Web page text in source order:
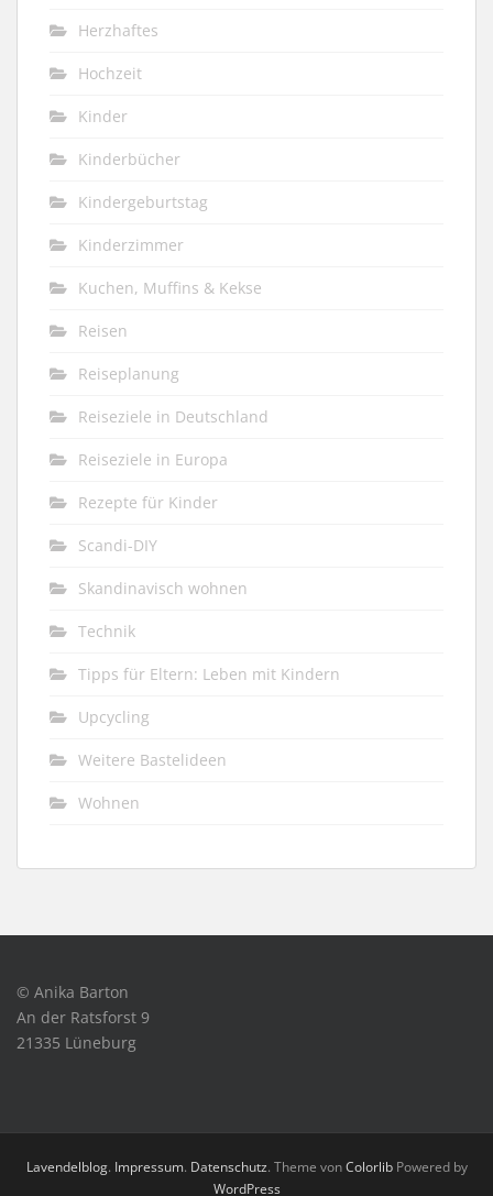
Herzhaftes
Hochzeit
Kinder
Kinderbücher
Kindergeburtstag
Kinderzimmer
Kuchen, Muffins & Kekse
Reisen
Reiseplanung
Reiseziele in Deutschland
Reiseziele in Europa
Rezepte für Kinder
Scandi-DIY
Skandinavisch wohnen
Technik
Tipps für Eltern: Leben mit Kindern
Upcycling
Weitere Bastelideen
Wohnen
© Anika Barton
An der Ratsforst 9
21335 Lüneburg
Lavendelblog. Impressum. Datenschutz. Theme vonColorlibPowered by
WordPress